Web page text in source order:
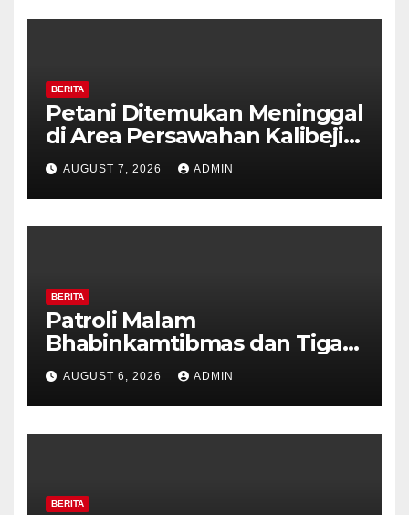
BERITA
Petani Ditemukan Meninggal
di Area Persawahan Kalibeji,
Polisi Pastikan Tidak Ada
Tanda Kekerasan
AUGUST 7, 2026 ADMIN
BERITA
Patroli Malam
Bhabinkamtibmas dan Tiga
Pilar Kelurahan Ungaran
Perkuat Kamtibmas, Warga
Diajak Aktifkan Ronda
AUGUST 6, 2026 ADMIN
BERITA